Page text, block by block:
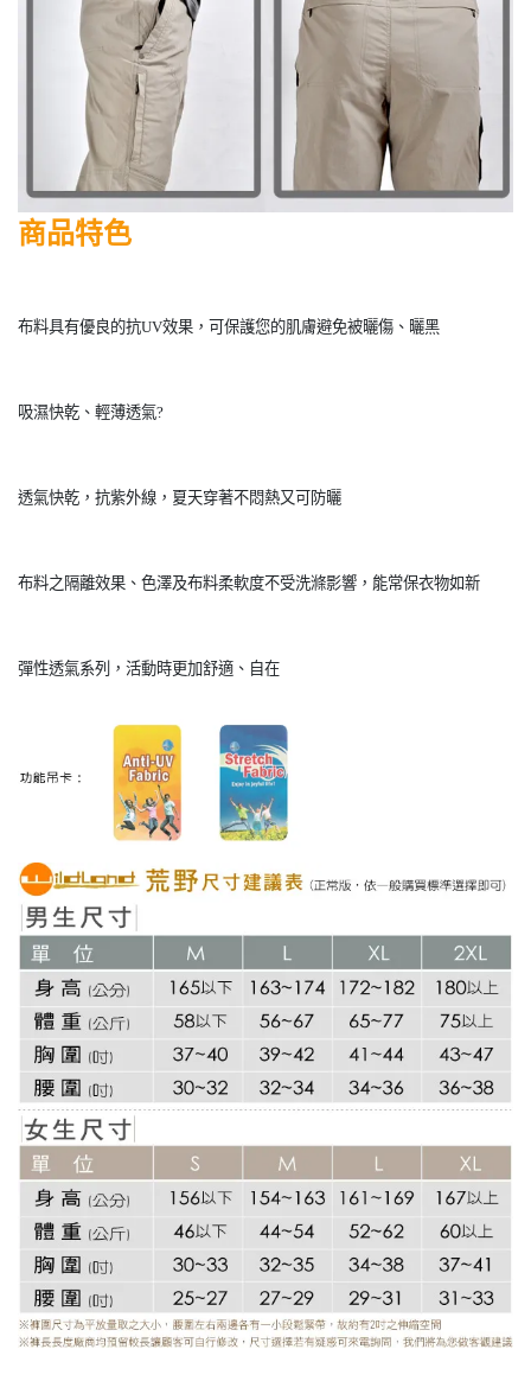
商品特色
布料具有優良的抗UV效果，可保護您的肌膚避免被曬傷、曬黑
吸濕快乾、輕薄透氣?
透氣快乾，抗紫外線，夏天穿著不悶熱又可防曬
布料之隔離效果、色澤及布料柔軟度不受洗滌影響，能常保衣物如新
彈性透氣系列，活動時更加舒適、自在